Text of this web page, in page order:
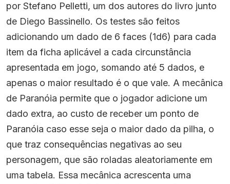
por Stefano Pelletti, um dos autores do livro junto
de Diego Bassinello. Os testes são feitos
adicionando um dado de 6 faces (1d6) para cada
item da ficha aplicável a cada circunstância
apresentada em jogo, somando até 5 dados, e
apenas o maior resultado é o que vale. A mecânica
de Paranóia permite que o jogador adicione um
dado extra, ao custo de receber um ponto de
Paranóia caso esse seja o maior dado da pilha, o
que traz consequências negativas ao seu
personagem, que são roladas aleatoriamente em
uma tabela. Essa mecânica acrescenta uma